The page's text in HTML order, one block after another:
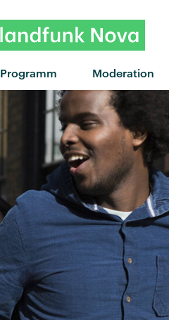
Programm Moderation
"Far side of the moon" von